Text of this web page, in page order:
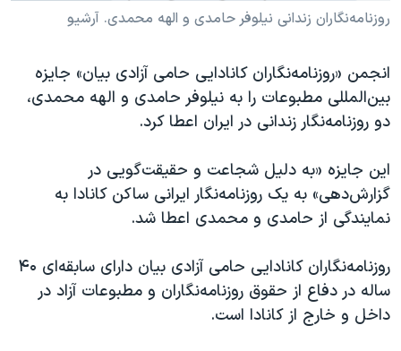
گالری عکس
اعتراضات زن، زندگی، آزادی
تریبونال مردمی آبان ۹۸
دادگاه حمید نوری
قانون شفافیت دارائی کادر رهبری ایران
اعتراضات مردمی آبان ۹۸
نرگس محمدی برنده جایزه نوبل صلح
همایش محافظه‌کاران آمریکا «سی‌پک»
صفحه‌های ویژه
روزنامه‌نگاران زندانی نیلوفر حامدی و الهه محمدی‌. آرشیو
انجمن «روزنامه‌نگاران کانادایی حامی آزادی بیان» جایزه
بین‌المللی مطبوعات را به نیلوفر حامدی و الهه محمدی،
دو روزنامه‌نگار زندانی در ایران اعطا کرد.
این جایزه «به دلیل شجاعت و حقیقت‌گویی در
گزارش‌دهی» به یک روزنامه‌نگار ایرانی ساکن کانادا به
نمایندگی از حامدی و محمدی اعطا شد.
روزنامه‌نگاران کانادایی حامی آزادی بیان دارای سابقه‌ای ۴۰
ساله در دفاع از حقوق روزنامه‌نگاران و مطبوعات آزاد در
داخل و خارج از کانادا است.